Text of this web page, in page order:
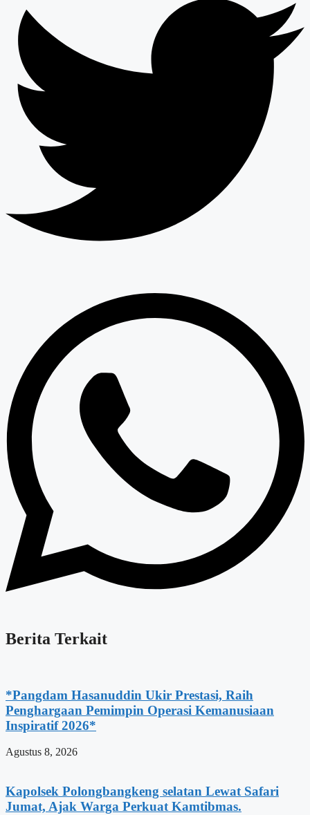
Berita Terkait
*Pangdam Hasanuddin Ukir Prestasi, Raih
Penghargaan Pemimpin Operasi Kemanusiaan
Inspiratif 2026*
Agustus 8, 2026
Kapolsek Polongbangkeng selatan Lewat Safari
Jumat, Ajak Warga Perkuat Kamtibmas.